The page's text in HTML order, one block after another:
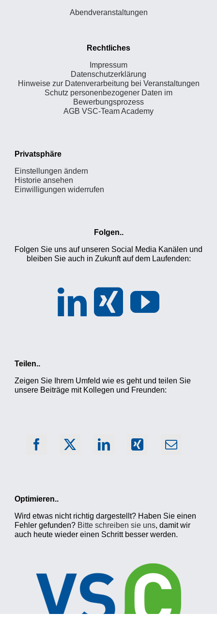
Abendveranstaltungen
Rechtliches
Impressum
Datenschutzerklärung
Hinweise zur Datenverarbeitung bei Veranstaltungen
Schutz personenbezogener Daten im
Bewerbungsprozess
AGB VSC-Team Academy
Privatsphäre
Einstellungen ändern
Historie ansehen
Einwilligungen widerrufen
Folgen..
Folgen Sie uns auf unseren Social Media Kanälen und
bleiben Sie auch in Zukunft auf dem Laufenden:
Teilen..
Zeigen Sie Ihrem Umfeld wie es geht und teilen Sie
unsere Beiträge mit Kollegen und Freunden:
Optimieren..
Wird etwas nicht richtig dargestellt? Haben Sie einen
Fehler gefunden? Bitte schreiben sie uns, damit wir
auch heute wieder einen Schritt besser werden.